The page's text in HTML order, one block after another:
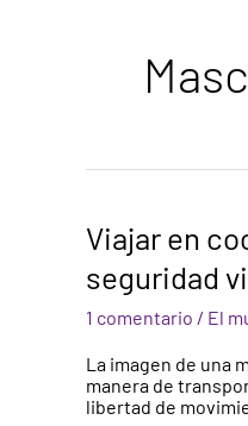
Viajar en
seguridad
1 comentario / El
La imagen de una
manera de
libertad de
Viajar
en
coche
con
mascotas:
y
recomendaciones
de
seguridad